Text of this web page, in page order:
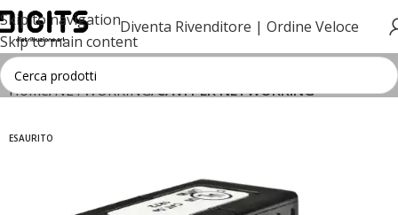
Skip to navigation
Skip to main content
Diventa Rivenditore | Ordine Veloce
Home NETWORKING CAVI PER NETWORKING
ESAURITO